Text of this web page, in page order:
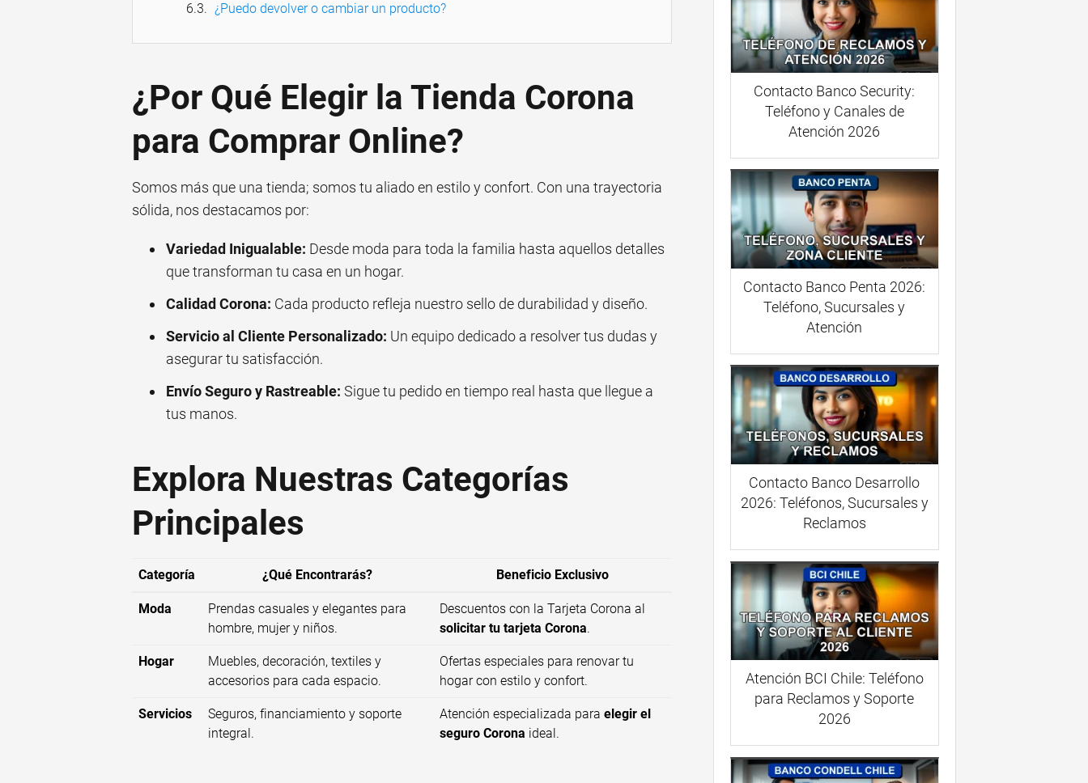
¿Puedo devolver o cambiar un producto?
¿Por Qué Elegir la Tienda Corona
para Comprar Online?
Somos más que una tienda; somos tu aliado en estilo y confort. Con una trayectoria
sólida, nos destacamos por:
Variedad Inigualable: Desde moda para toda la familia hasta aquellos detalles
que transforman tu casa en un hogar.
Calidad Corona: Cada producto refleja nuestro sello de durabilidad y diseño.
Servicio al Cliente Personalizado: Un equipo dedicado a resolver tus dudas y
asegurar tu satisfacción.
Envío Seguro y Rastreable: Sigue tu pedido en tiempo real hasta que llegue a
tus manos.
Explora Nuestras Categorías
Principales
Categoría ¿Qué Encontrarás? Beneficio Exclusivo
Moda
Prendas casuales y elegantes para
hombre, mujer y niños.
Descuentos con la Tarjeta Corona al
solicitar tu tarjeta Corona.
Hogar
Muebles, decoración, textiles y
accesorios para cada espacio.
Ofertas especiales para renovar tu
hogar con estilo y confort.
Servicios
Seguros, financiamiento y soporte
integral.
Atención especializada para elegir el
seguro Corona ideal.
Contacto Banco Security:
Teléfono y Canales de
Atención 2026
Contacto Banco Penta 2026:
Teléfono, Sucursales y
Atención
Contacto Banco Desarrollo
2026: Teléfonos, Sucursales y
Reclamos
Atención BCI Chile: Teléfono
para Reclamos y Soporte
2026